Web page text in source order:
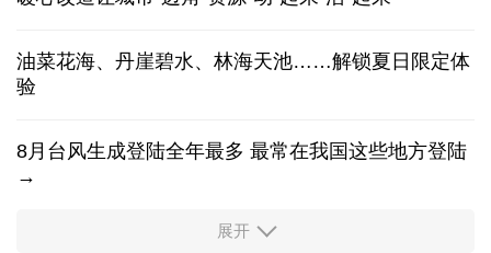
油菜花海、丹崖碧水、林海天池……解锁夏日限定体
验
8月台风生成登陆全年最多 最常在我国这些地方登陆
→
柔性制造，高效匹配差异化需求
展开